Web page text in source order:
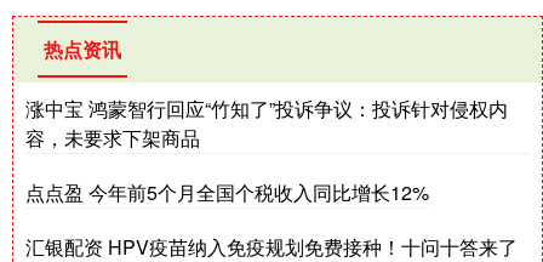
热点资讯
涨中宝 鸿蒙智行回应“竹知了”投诉争议：投诉针对侵权内
容，未要求下架商品
点点盈 今年前5个月全国个税收入同比增长12%
汇银配资 HPV疫苗纳入免疫规划免费接种！十问十答来了